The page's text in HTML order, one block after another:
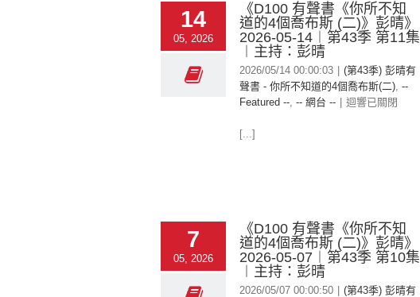
14
05, 2026
《D100 有聲書《你所不知
道的4個喬布斯 (二)》彭晴》
2026-05-14︱第43季 第11集
︱主持：彭晴
2026/05/14 00:00:03
(第43季) 彭晴有
聲書 - 你所不知道的4個喬布斯(二), --
Featured --, -- 網台 -- 迴響已關閉
[...]
7
05, 2026
《D100 有聲書《你所不知
道的4個喬布斯 (二)》彭晴》
2026-05-07︱第43季 第10集
︱主持：彭晴
2026/05/07 00:00:50
(第43季) 彭晴有